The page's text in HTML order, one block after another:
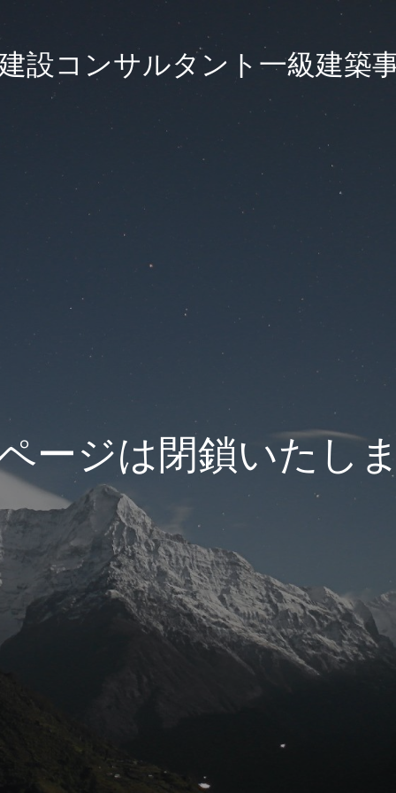
設コンサルタント一級建築
ージは閉鎖いたし